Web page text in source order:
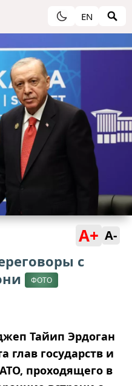
EN
A+ A-
с
ФОТО
Тайип Эрдоган
глав государств и
проходящего в